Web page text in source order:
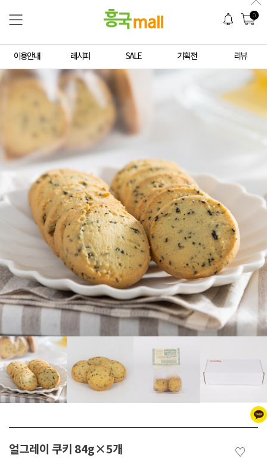
0
이용안내 레시피 SALE 기획전 리뷰
얼그레이 쿠키 84g×5개 ♡